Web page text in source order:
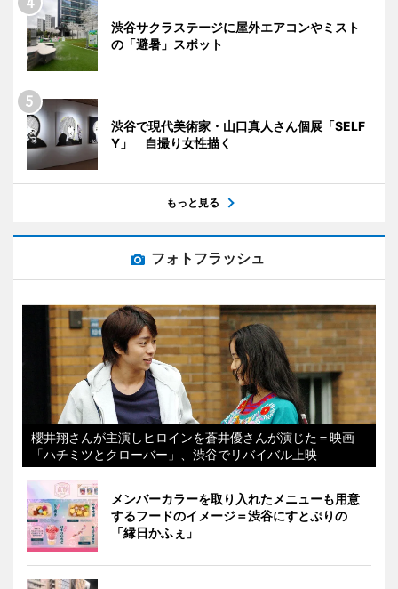
渋谷サクラステージに屋外エアコンやミスト
の「避暑」スポット
渋谷で現代美術家・山口真人さん個展「SELF
Y」 自撮り女性描く
もっと見る
フォトフラッシュ
櫻井翔さんが主演しヒロインを蒼井優さんが演じた＝映画
「ハチミツとクローバー」、渋谷でリバイバル上映
メンバーカラーを取り入れたメニューも用意
するフードのイメージ＝渋谷にすとぷりの
「縁日かふぇ」